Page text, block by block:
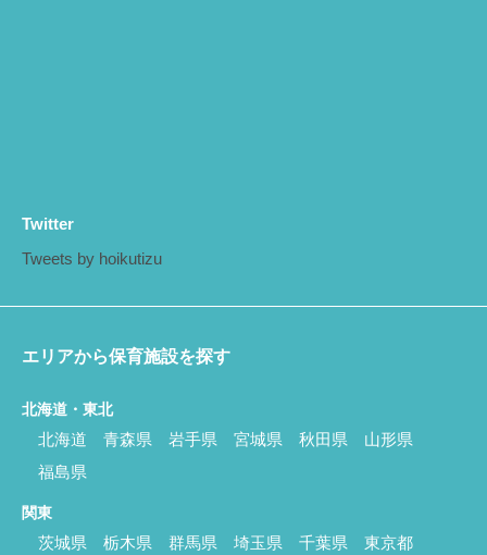
Twitter
Tweets by hoikutizu
エリアから保育施設を探す
北海道・東北
北海道 青森県 岩手県 宮城県 秋田県
山形県
福島県
関東
茨城県 栃木県 群馬県 埼玉県 千葉県
東京都